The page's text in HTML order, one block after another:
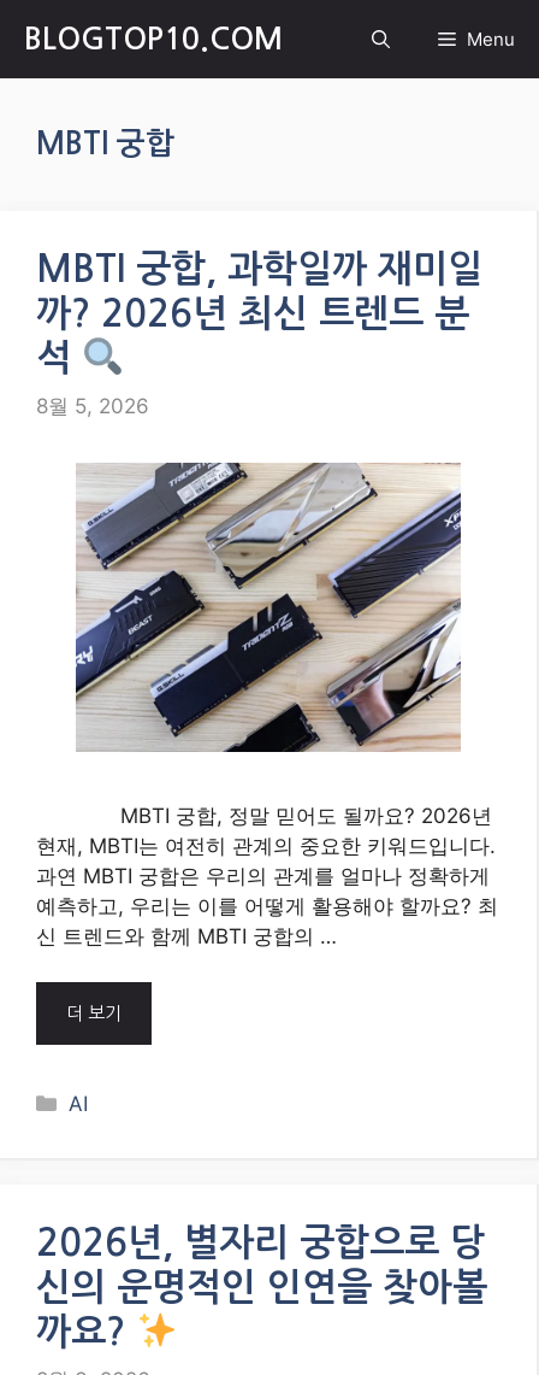
content
BLOGTOP10.COM Menu
MBTI 궁합
MBTI 궁합, 과학일까 재미일
까? 2026년 최신 트렌드 분
석
8월 5, 2026
MBTI 궁합, 정말 믿어도 될까요? 2026년
현재, MBTI는 여전히 관계의 중요한 키워드입니다.
과연 MBTI 궁합은 우리의 관계를 얼마나 정확하게
예측하고, 우리는 이를 어떻게 활용해야 할까요? 최
신 트렌드와 함께 MBTI 궁합의 …
더 보기
Categories
AI
2026년, 별자리 궁합으로 당
신의 운명적인 인연을 찾아볼
까요?